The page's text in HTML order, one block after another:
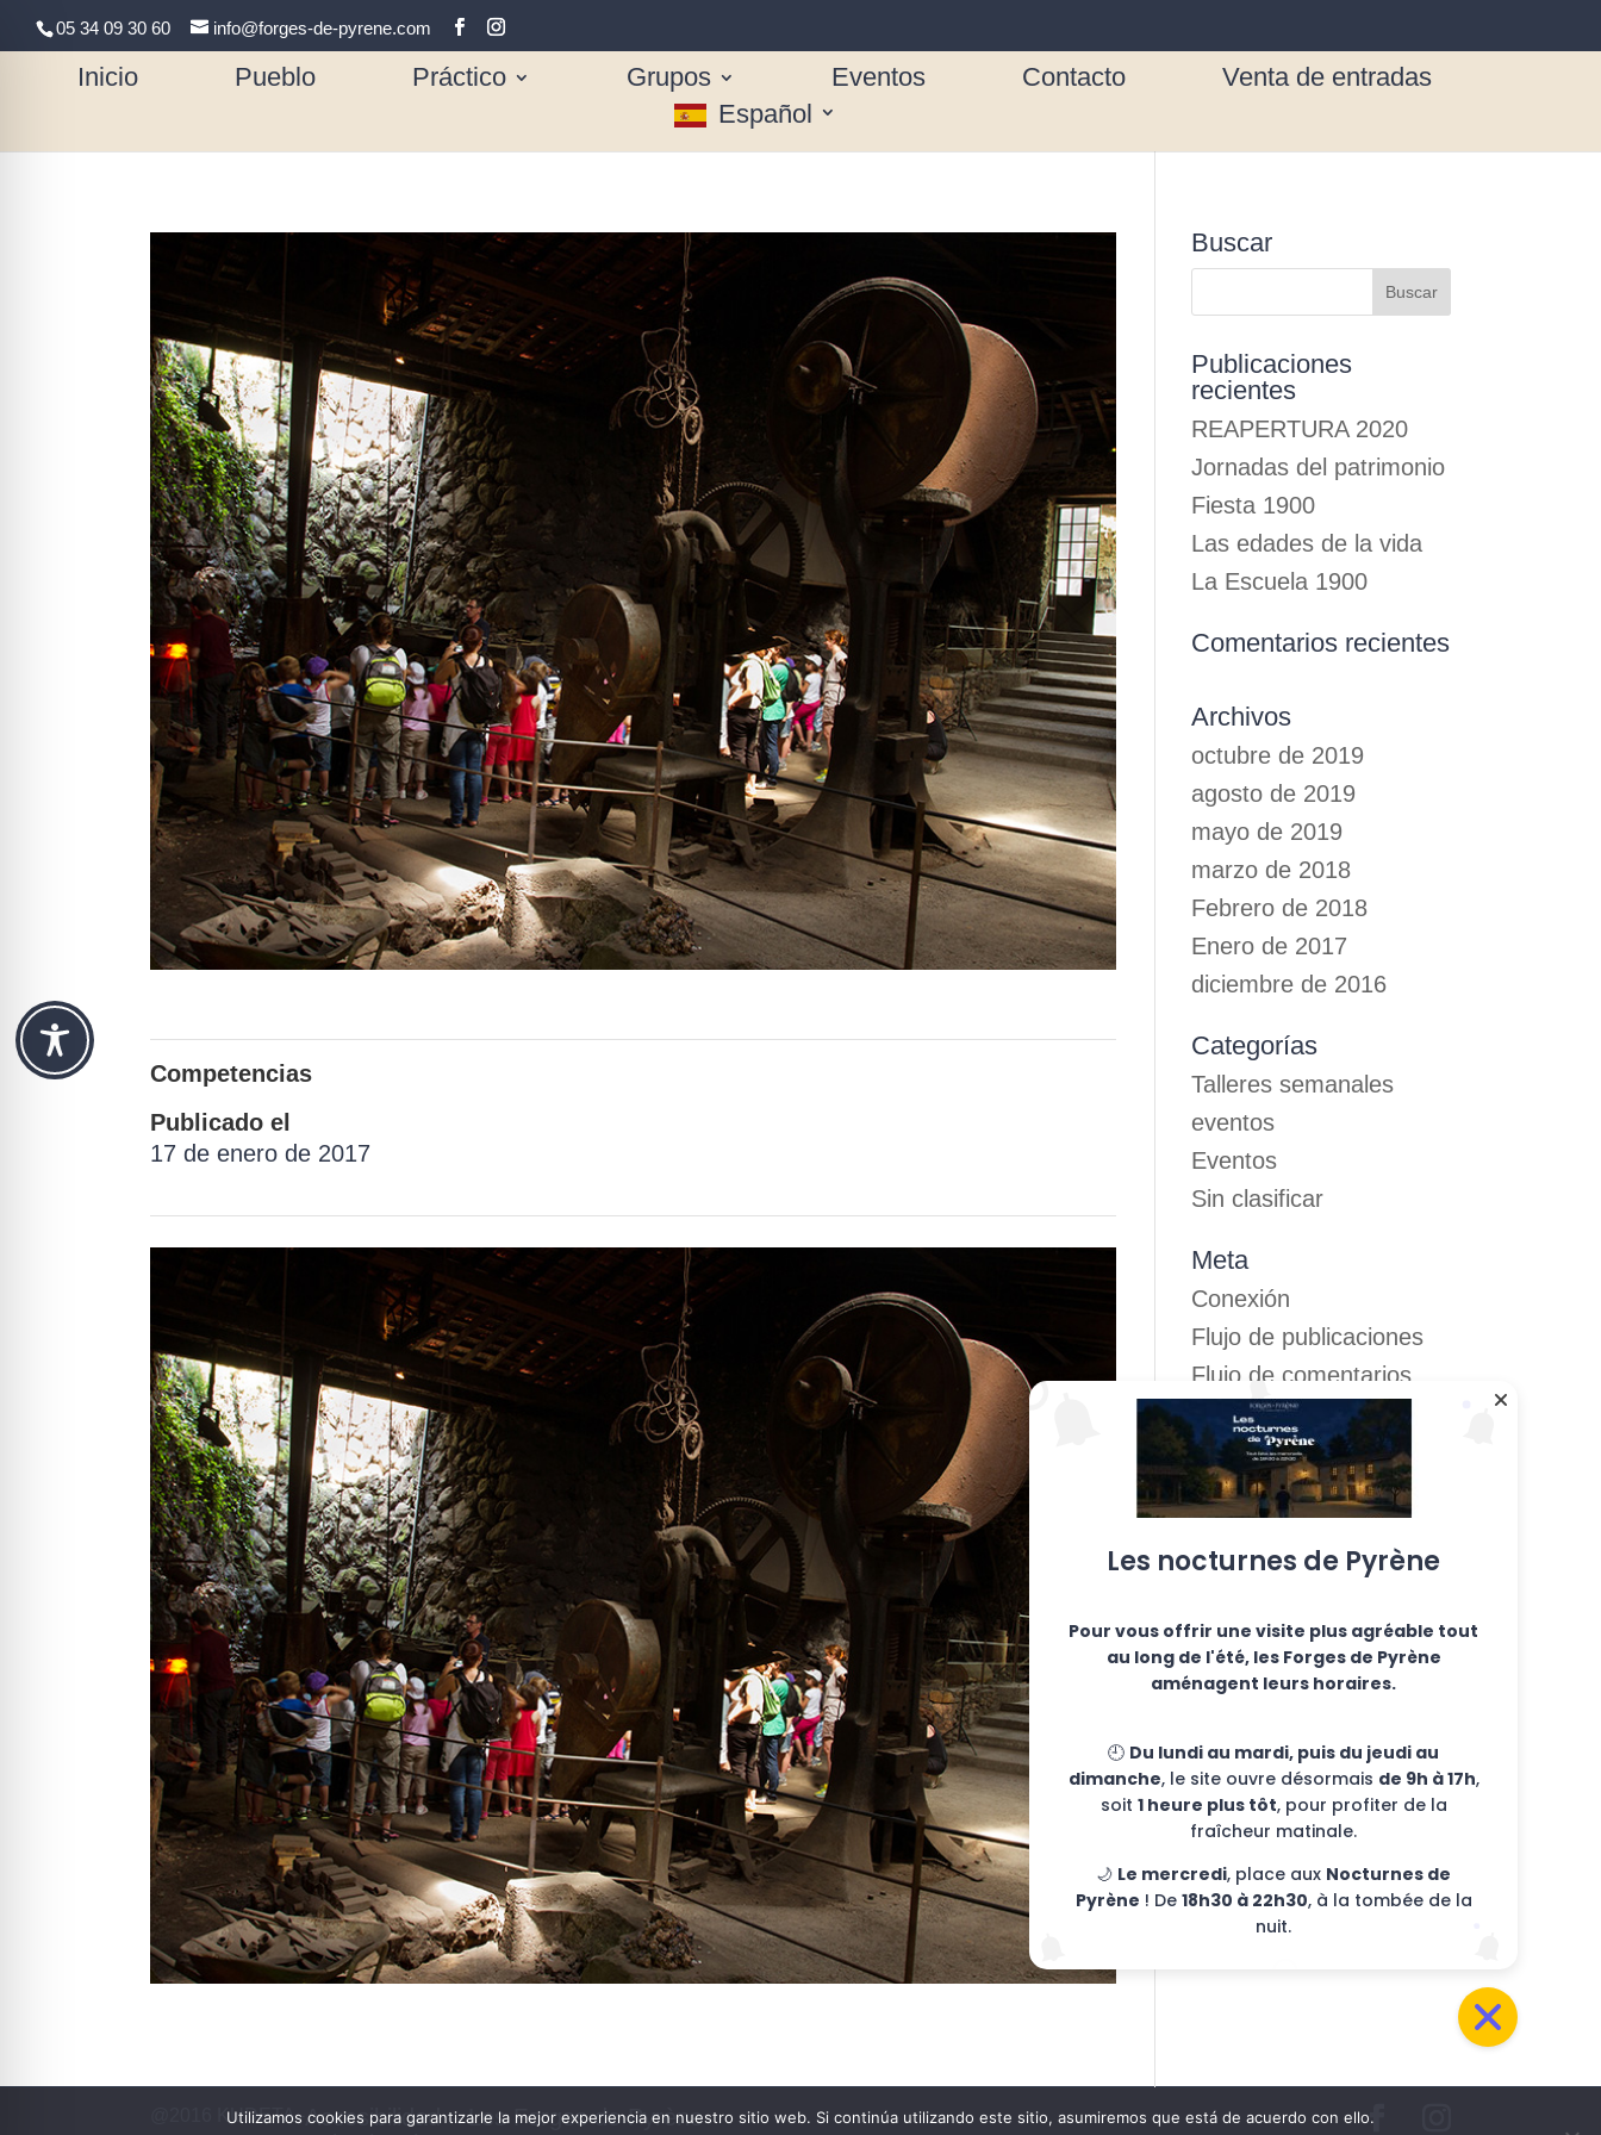
05 34 09 30 60 info@forges-de-pyrene.com
Inicio Pueblo Práctico Grupos Eventos Contacto
Venta de entradas
Español
Competencias
Publicado el
17 de enero de 2017
Buscar
Publicaciones
recientes
REAPERTURA 2020
Jornadas del patrimonio
Fiesta 1900
Las edades de la vida
La Escuela 1900
Comentarios recientes
Archivos
octubre de 2019
agosto de 2019
mayo de 2019
marzo de 2018
Febrero de 2018
Enero de 2017
diciembre de 2016
Categorías
Talleres semanales
eventos
Eventos
Sin clasificar
Meta
Conexión
Flujo de publicaciones
Flujo de comentarios
Sitio web de
WordPress-FR
@2016 KUDETA - Accesibilidad – Les Forges de Pyrène
Les nocturnes de Pyrène
Pour vous offrir une visite plus agréable tout
au long de l'été, les Forges de Pyrène
aménagent leurs horaires.
🕘 Du lundi au mardi, puis du jeudi au
dimanche, le site ouvre désormais de 9h à 17h,
soit 1 heure plus tôt, pour profiter de la
fraîcheur matinale.
🌙 Le mercredi, place aux Nocturnes de
Pyrène ! De 18h30 à 22h30, à la tombée de la
nuit.
Utilizamos cookies para garantizarle la mejor experiencia en nuestro sitio web. Si continúa utilizando este sitio, asumiremos que está de acuerdo con ello.